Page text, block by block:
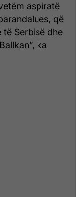
aspiratë
që
të Serbisë dhe
ka